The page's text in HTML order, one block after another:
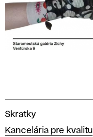
V
s
Skratky
Kancelária pre kvalitu